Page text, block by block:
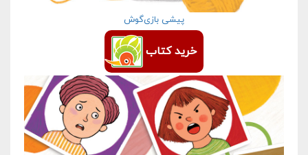
پیشی بازی‌گوش
خرید کتاب